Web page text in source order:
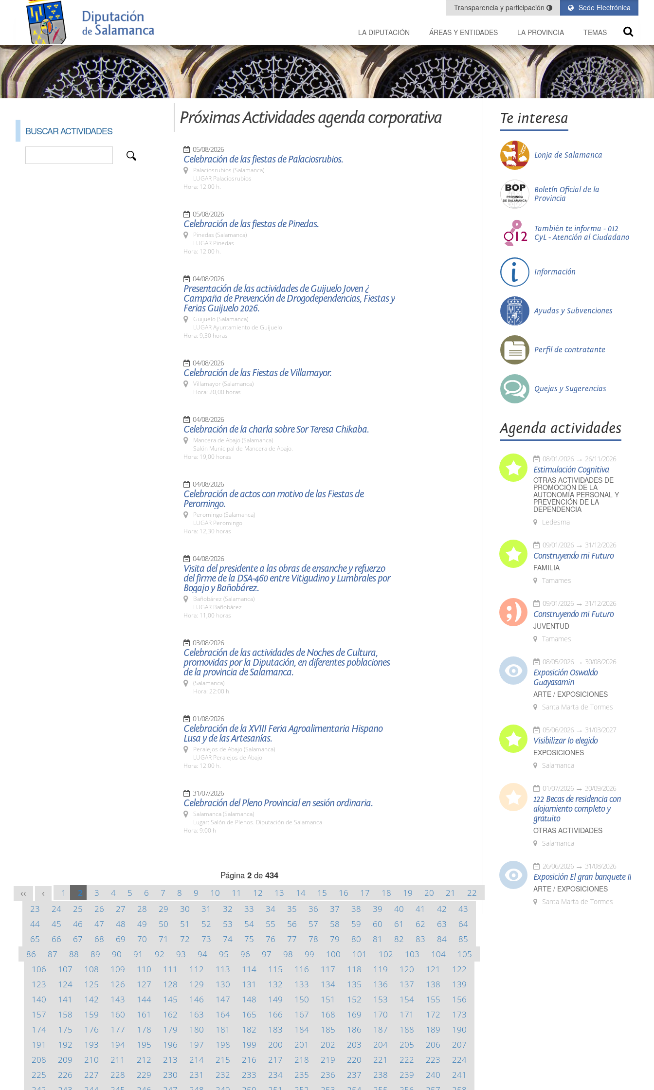
Sede Electrónica
Transparencia y participación
LA DIPUTACIÓN ÁREAS Y ENTIDADES LA PROVINCIA TEMAS
BUSCAR ACTIVIDADES
Próximas Actividades agenda corporativa
05/08/2026
Celebración de las fiestas de Palaciosrubios.
Palaciosrubios (Salamanca)
LUGAR Palaciosrubios
Hora: 12:00 h.
05/08/2026
Celebración de las fiestas de Pinedas.
Pinedas (Salamanca)
LUGAR Pinedas
Hora: 12:00 h.
04/08/2026
Presentación de las actividades de Guijuelo Joven ¿
Campaña de Prevención de Drogodependencias, Fiestas y
Ferias Guijuelo 2026.
Guijuelo (Salamanca)
LUGAR Ayuntamiento de Guijuelo
Hora: 9,30 horas
04/08/2026
Celebración de las Fiestas de Villamayor.
Villamayor (Salamanca)
Hora: 20,00 horas
04/08/2026
Celebración de la charla sobre Sor Teresa Chikaba.
Mancera de Abajo (Salamanca)
Salón Municipal de Mancera de Abajo.
Hora: 19,00 horas
04/08/2026
Celebración de actos con motivo de las Fiestas de
Peromingo.
Peromingo (Salamanca)
LUGAR Peromingo
Hora: 12,30 horas
04/08/2026
Visita del presidente a las obras de ensanche y refuerzo
del firme de la DSA-460 entre Vitigudino y Lumbrales por
Bogajo y Bañobárez.
Bañobárez (Salamanca)
LUGAR Bañobárez
Hora: 11,00 horas
03/08/2026
Celebración de las actividades de Noches de Cultura,
promovidas por la Diputación, en diferentes poblaciones
de la provincia de Salamanca.
(Salamanca)
Hora: 22:00 h.
01/08/2026
Celebración de la XVIII Feria Agroalimentaria Hispano
Lusa y de las Artesanías.
Peralejos de Abajo (Salamanca)
LUGAR Peralejos de Abajo
Hora: 12:00 h.
31/07/2026
Celebración del Pleno Provincial en sesión ordinaria.
Salamanca (Salamanca)
Lugar: Salón de Plenos. Diputación de Salamanca
Hora: 9:00 h
Página 2de 434
<< < 1 2 3 4 5 6 7 8 9 10 11 12 13 14 15 16 17 18 19 20 21
22
23
24 25 26 27 28 29 30 31 32 33 34 35 36 37 38 39 40 41 42
43
44
45 46 47 48 49 50 51 52 53 54 55 56 57 58 59 60 61 62 63
64
65
66 67 68 69 70 71 72 73 74 75 76 77 78 79 80 81 82 83 84
85
86
87 88 89 90 91 92 93 94 95 96 97 98 99 100 101 102 103 104
105
106
107 108 109 110 111 112 113 114 115 116 117 118 119 120 121
122
123
124 125 126 127 128 129 130 131 132 133 134 135 136 137 138
139
140
141 142 143 144 145 146 147 148 149 150 151 152 153 154 155
156
157
158 159 160 161 162 163 164 165 166 167 168 169 170 171 172
173
174
175 176 177 178 179 180 181 182 183 184 185 186 187 188 189
190
191
192 193 194 195 196 197 198 199 200 201 202 203 204 205 206
207
208
209 210 211 212 213 214 215 216 217 218 219 220 221 222 223
224
225
226 227 228 229 230 231 232 233 234 235 236 237 238 239 240
241
Te interesa
Lonja de Salamanca
Boletín Oficial de la
Provincia
También te informa - 012
CyL - Atención al Ciudadano
Información
Ayudas y Subvenciones
Perfil de contratante
Quejas y Sugerencias
Agenda actividades
08/01/2026 26/11/2026
Estimulación Cognitiva
OTRAS ACTIVIDADES DE
PROMOCIÓN DE LA
AUTONOMÍA PERSONAL Y
PREVENCIÓN DE LA
DEPENDENCIA
Ledesma
09/01/2026 31/12/2026
Construyendo mi Futuro
FAMILIA
Tamames
09/01/2026 31/12/2026
Construyendo mi Futuro
JUVENTUD
Tamames
08/05/2026 30/08/2026
Exposición Oswaldo
Guayasamín
ARTE / EXPOSICIONES
Santa Marta de Tormes
05/06/2026 31/03/2027
Visibilizar lo elegido
EXPOSICIONES
Salamanca
01/07/2026 30/09/2026
122 Becas de residencia con
alojamiento completo y
gratuito
OTRAS ACTIVIDADES
Salamanca
26/06/2026 31/08/2026
Exposición El gran banquete II
ARTE / EXPOSICIONES
Santa Marta de Tormes